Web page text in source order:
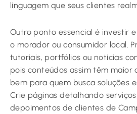
linguagem que seus clientes
Outro ponto essencial é investir
o morador ou consumidor local.
tutoriais, portfólios ou notícias
pois conteúdos assim têm maior
bem para quem busca soluções
Crie páginas detalhando
depoimentos de clientes de